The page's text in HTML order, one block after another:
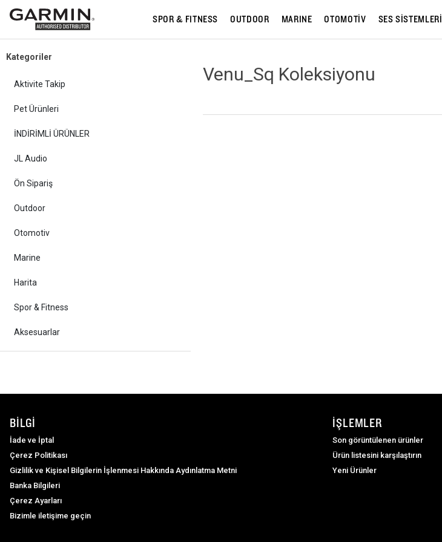
SPOR & FITNESS OUTDOOR MARINE OTOMOTİV SES SİSTEMLERİ
Kategoriler
Aktivite Takip
Pet Ürünleri
İNDİRİMLİ ÜRÜNLER
JL Audio
Ön Sipariş
Outdoor
Otomotiv
Marine
Harita
Spor & Fitness
Aksesuarlar
Venu_Sq Koleksiyonu
BILGI
İade ve İptal
Çerez Politikası
Gizlilik ve Kişisel Bilgilerin İşlenmesi Hakkında Aydınlatma Metni
Banka Bilgileri
Çerez Ayarları
Bizimle iletişime geçin
İŞLEMLER
Son görüntülenen ürünler
Ürün listesini karşılaştırın
Yeni Ürünler